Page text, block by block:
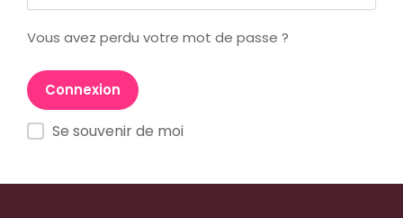
Vous avez perdu votre mot de passe ?
Se souvenir de moi